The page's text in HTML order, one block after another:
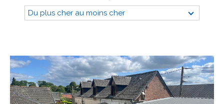
Du plus cher au moins cher
Ville
Surface
Surface